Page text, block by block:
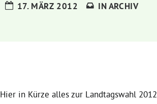
17. MÄRZ 2012 INARCHIV
Hier in Kürze alles zur Landtagswahl 2012